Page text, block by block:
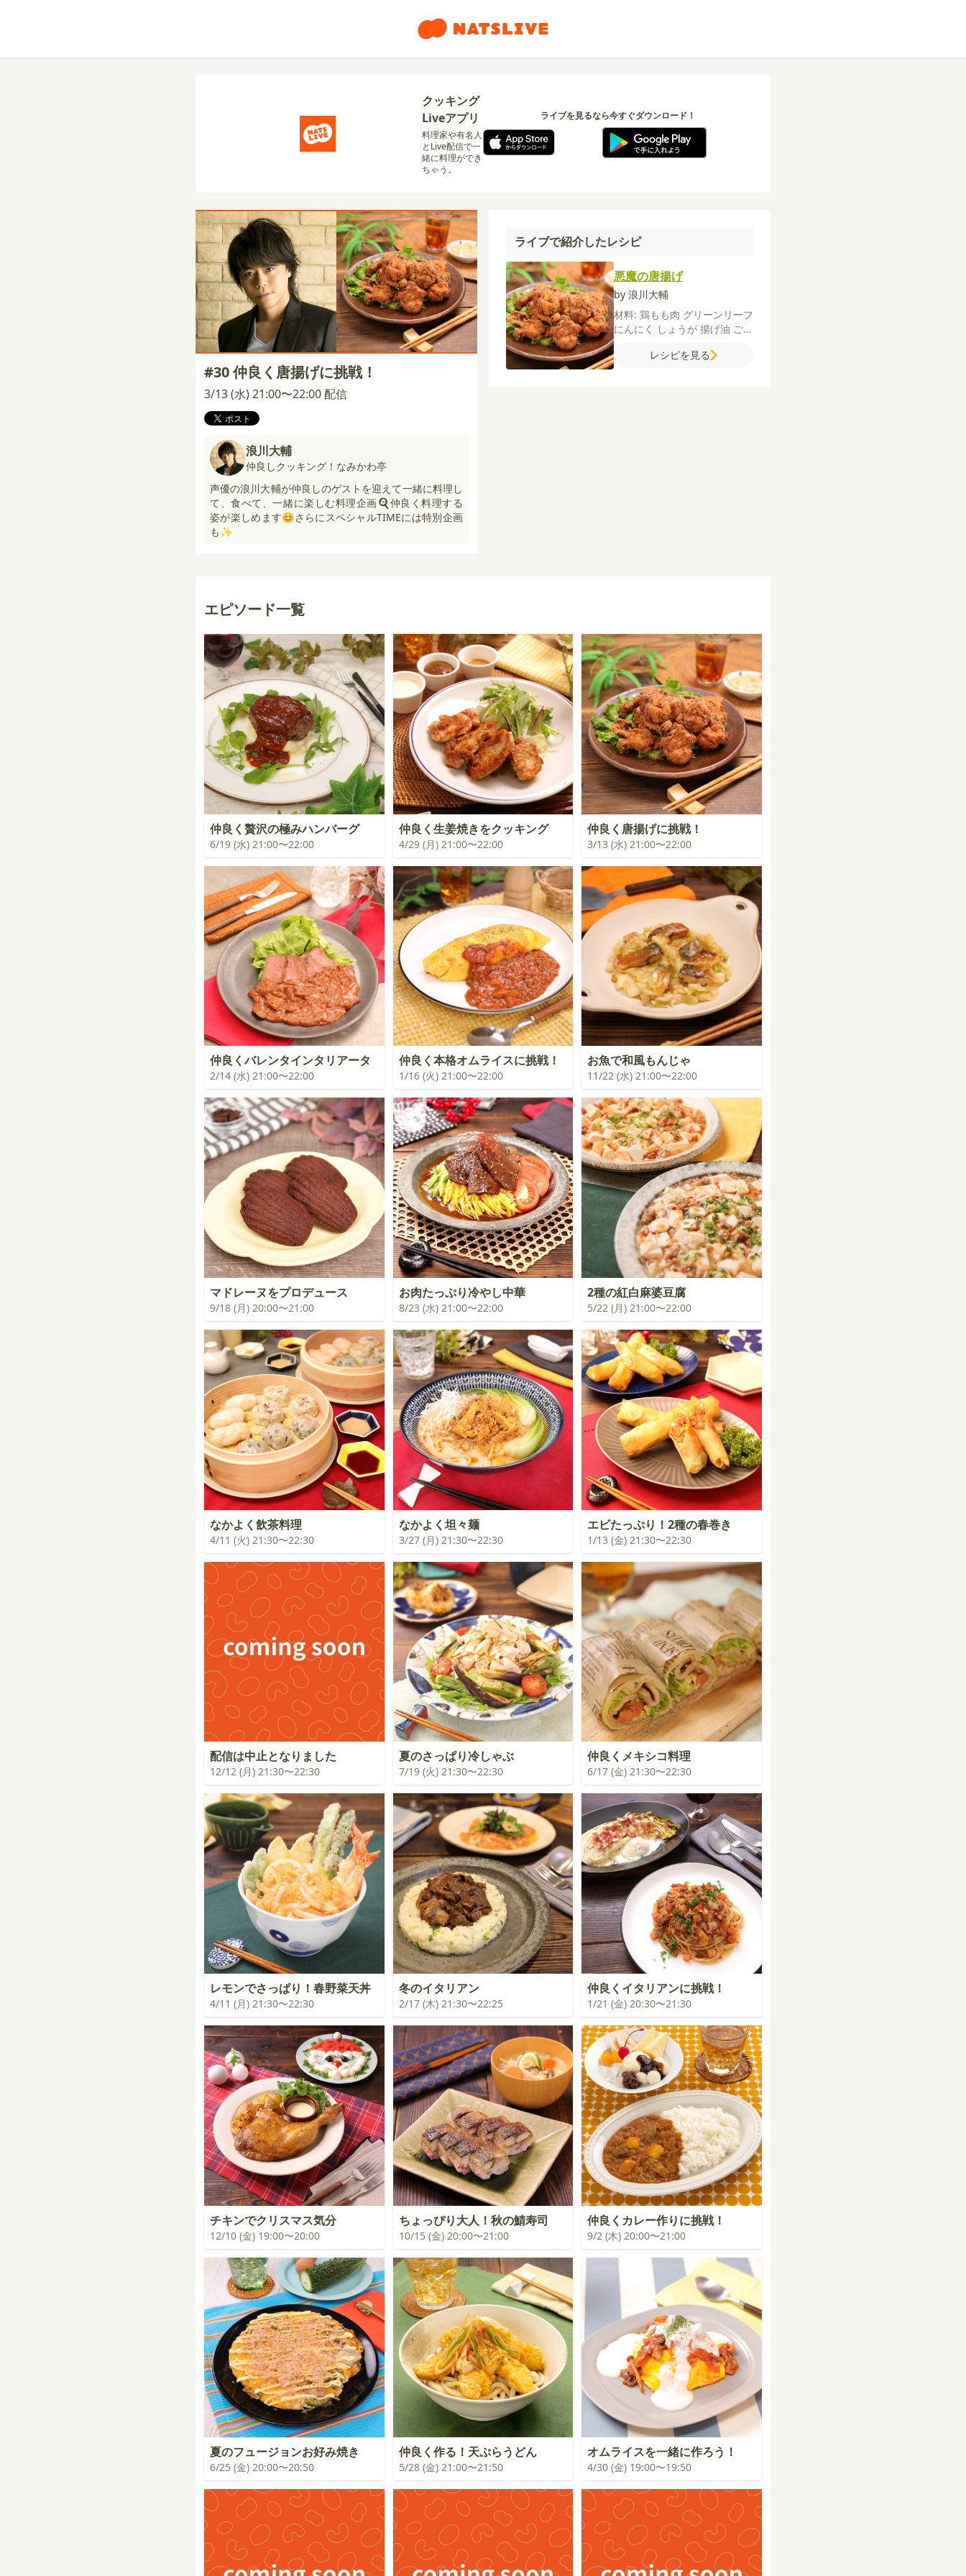
クッキング
Liveアプリ
料理家や有名人
とLive配信で一
緒に料理ができ
ちゃう。
ライブを見るなら今すぐダウンロード！
#30 仲良く唐揚げに挑戦！
3/13 (水) 21:00〜22:00 配信
浪川大輔
仲良しクッキング！なみかわ亭
声優の浪川大輔が仲良しのゲストを迎えて一緒に料理し
て、食べて、一緒に楽しむ料理企画🍳仲良く料理する
姿が楽しめます😊さらにスペシャルTIMEには特別企画
も✨
ライブで紹介したレシピ
悪魔の唐揚げ
by 浪川大輔
材料: 鶏もも肉 グリーンリーフ
にんにく
しょうが 揚げ油 ごま
片栗粉【おかかしょうゆ
レシピを見る
エピソード一覧
仲良く贅沢の極みハンバーグ
6/19 (水) 21:00〜22:00
仲良く生姜焼きをクッキング
4/29 (月) 21:00〜22:00
仲良く唐揚げに挑戦！
3/13 (水) 21:00〜22:00
仲良くバレンタインタリアータ
2/14 (水) 21:00〜22:00
仲良く本格オムライスに挑戦！
1/16 (火) 21:00〜22:00
お魚で和風もんじゃ
11/22 (水) 21:00〜22:00
マドレーヌをプロデュース
9/18 (月) 20:00〜21:00
お肉たっぷり冷やし中華
8/23 (水) 21:00〜22:00
2種の紅白麻婆豆腐
5/22 (月) 21:00〜22:00
なかよく飲茶料理
4/11 (火) 21:30〜22:30
なかよく坦々麺
3/27 (月) 21:30〜22:30
エビたっぷり！2種の春巻き
1/13 (金) 21:30〜22:30
配信は中止となりました
12/12 (月) 21:30〜22:30
夏のさっぱり冷しゃぶ
7/19 (火) 21:30〜22:30
仲良くメキシコ料理
6/17 (金) 21:30〜22:30
レモンでさっぱり！春野菜天丼
4/11 (月) 21:30〜22:30
冬のイタリアン
2/17 (木) 21:30〜22:25
仲良くイタリアンに挑戦！
1/21 (金) 20:30〜21:30
チキンでクリスマス気分
12/10 (金) 19:00〜20:00
ちょっぴり大人！秋の鯖寿司
10/15 (金) 20:00〜21:00
仲良くカレー作りに挑戦！
9/2 (木) 20:00〜21:00
夏のフュージョンお好み焼き
6/25 (金) 20:00〜20:50
仲良く作る！天ぷらうどん
5/28 (金) 21:00〜21:50
オムライスを一緒に作ろう！
4/30 (金) 19:00〜19:50